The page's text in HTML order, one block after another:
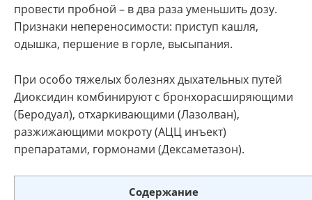
провести пробной – в два раза уменьшить дозу.
Признаки непереносимости: приступ кашля,
одышка, першение в горле, высыпания.
При особо тяжелых болезнях дыхательных путей
Диоксидин комбинируют с бронхорасширяющими
(Беродуал), отхаркивающими (Лазолван),
разжижающими мокроту (АЦЦ инъект)
препаратами, гормонами (Дексаметазон).
Содержание